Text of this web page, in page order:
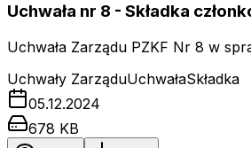
Uchwała nr 8 - Składka
Uchwała Zarządu PZKF Nr 8 w
Uchwały ZarząduUchwałaSkładka
05.12.2024
678 KB